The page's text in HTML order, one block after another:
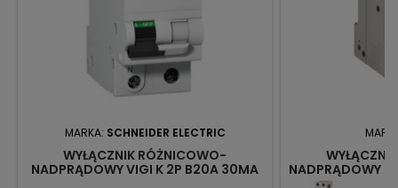
MARKA: SCHNEIDER ELECTRIC
WYŁĄCZNIK RÓŻNICOWO-
NADPRĄDOWY VIGI K 2P B20A 30MA
NADPRĄDOWY